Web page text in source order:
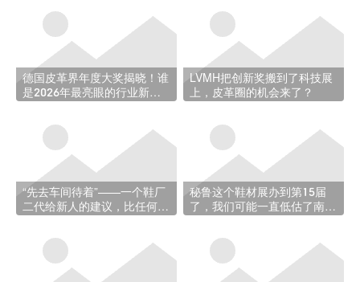
德国皮革界年度大奖揭晓！谁
是2026年最亮眼的行业新
LVMH把创新奖搬到了科技展
上，皮革圈的机会来了？
“先去车间待着”——一个鞋厂
二代给新人的建议，比任何培
秘鲁这个鞋材展办到第15届
了，我们可能一直低估了南美